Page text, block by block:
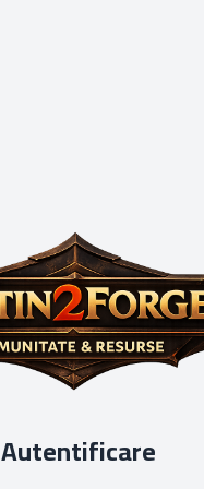
Autentificare